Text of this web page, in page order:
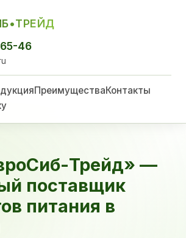
46
ПреимуществаКонтакты
Трейд» —
поставщик
питания в